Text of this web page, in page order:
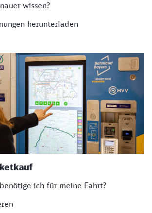
wissen?
herunterladen
ich für meine Fahrt?